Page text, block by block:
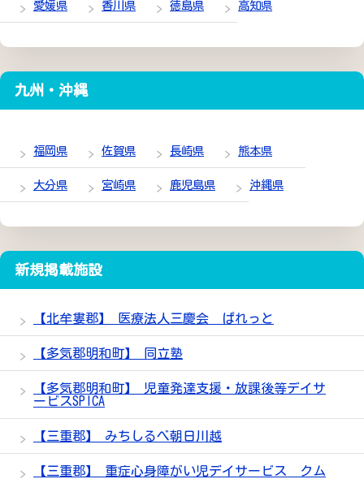
愛媛県 香川県 徳島県 高知県
九州・沖縄
福岡県 佐賀県 長崎県 熊本県
大分県 宮崎県 鹿児島県 沖縄県
新規掲載施設
【北牟婁郡】 医療法人三慶会 ぱれっと
【多気郡明和町】 同立塾
【多気郡明和町】 児童発達支援・放課後等デイサ
ービスSPICA
【三重郡】 みちしるべ朝日川越
【三重郡】 重症心身障がい児デイサービス クム